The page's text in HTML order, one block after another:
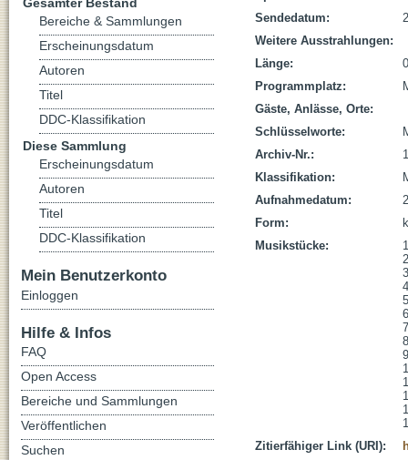
Sendedatum:
Weitere Ausstrahlungen:
Länge:
Programmplatz:
Gäste, Anlässe, Orte:
Schlüsselworte:
Archiv-Nr.:
Klassifikation:
Aufnahmedatum:
Form:
Musikstücke:
Zitierfähiger Link (URI):
Bereiche & Sammlungen
Erscheinungsdatum
Autoren
Titel
DDC-Klassifikation
Diese Sammlung
Erscheinungsdatum
Autoren
Titel
DDC-Klassifikation
Mein Benutzerkonto
Einloggen
Hilfe & Infos
FAQ
Open Access
Bereiche und Sammlungen
Veröffentlichen
Suchen